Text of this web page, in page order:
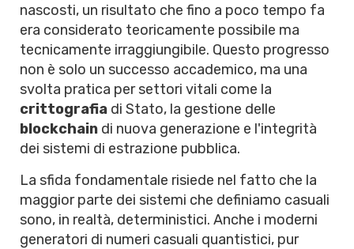
nascosti, un risultato che fino a poco tempo fa
era considerato teoricamente possibile ma
tecnicamente irraggiungibile. Questo progresso
non è solo un successo accademico, ma una
svolta pratica per settori vitali come la
crittografia di Stato, la gestione delle
blockchain di nuova generazione e l'integrità
dei sistemi di estrazione pubblica.
La sfida fondamentale risiede nel fatto che la
maggior parte dei sistemi che definiamo casuali
sono, in realtà, deterministici. Anche i moderni
generatori di numeri casuali quantistici, pur